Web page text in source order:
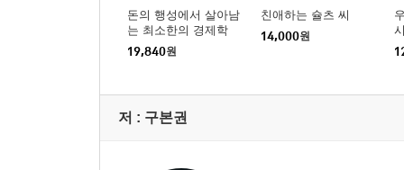
14장 디지털 네이티브와 챗GPT 교육 _ 최재용 (교
“교사는 토론을 돕는 코치와 퍼실리테이터로 변화
15장 챗GPT가 던지는 철학적 물음들 _ 김재인 (철
돈의 행성에서 살아남
는 최소한의 경제학
19,840원
친애하는 슐츠 씨
14,000원
저 : 구본권